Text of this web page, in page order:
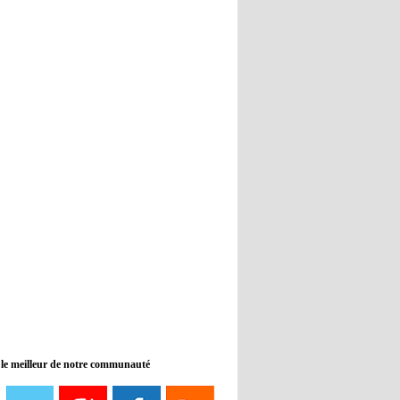
08:21 - 2022/11/08
Liverpool mis en vente par son
propriétaire
meilleur de notre communauté